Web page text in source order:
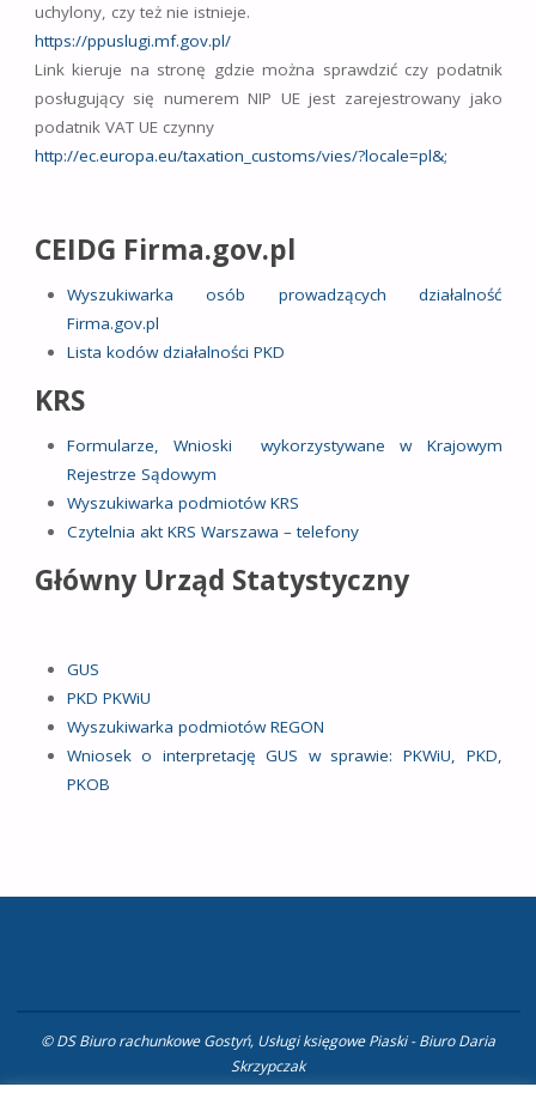
uchylony, czy też nie istnieje.
https://ppuslugi.mf.gov.pl/
Link kieruje na stronę gdzie można sprawdzić czy podatnik
posługujący się numerem NIP UE jest zarejestrowany jako
podatnik VAT UE czynny
http://ec.europa.eu/taxation_customs/vies/?locale=pl&;
CEIDG Firma.gov.pl
Wyszukiwarka osób prowadzących działalność
Firma.gov.pl
Lista kodów działalności PKD
KRS
Formularze, Wnioski wykorzystywane w Krajowym
Rejestrze Sądowym
Wyszukiwarka podmiotów KRS
Czytelnia akt KRS Warszawa – telefony
Główny Urząd Statystyczny
GUS
PKD PKWiU
Wyszukiwarka podmiotów REGON
Wniosek o interpretację GUS w sprawie: PKWiU, PKD,
PKOB
© DS Biuro rachunkowe Gostyń, Usługi księgowe Piaski - Biuro Daria
Skrzypczak